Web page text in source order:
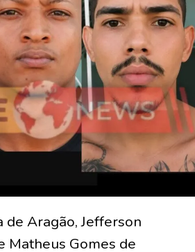
de Aragão, Jefferson
Matheus Gomes de